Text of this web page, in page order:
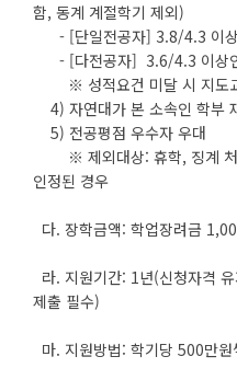
함, 동계 계절학기 제외)
- [단일전공자] 3.8/4.3 이
- [다전공자] 3.6/4.3 이상
※ 성적요건 미달 시 지도교
4) 자연대가 본 소속인 학부
5) 전공평점 우수자 우대
※ 제외대상: 휴학, 징계 처
인정된 경우
다. 장학금액: 학업장려금
라. 지원기간: 1년(신청자격
제출 필수)
마. 지원방법: 학기당 500만